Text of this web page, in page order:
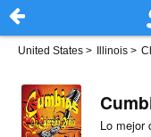
United States > Illinois >
Lo mejor